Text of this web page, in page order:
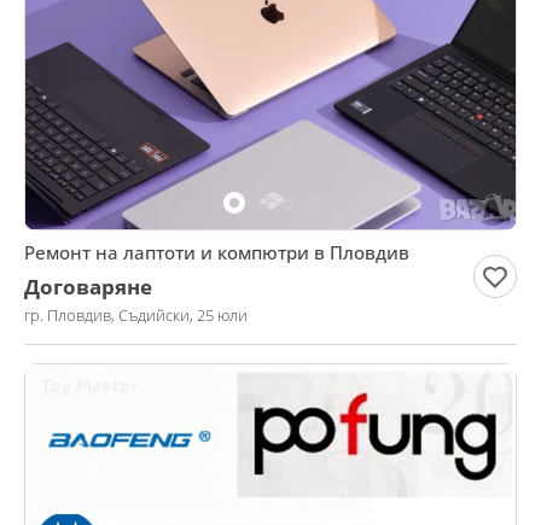
Ремонт на лаптоти и компютри в Пловдив
Договаряне
гр. Пловдив, Съдийски, 25 юли